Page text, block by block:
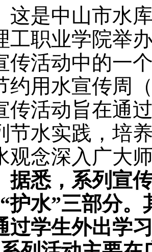
中山市水库
工职业学院举
传活动中的一
约用水宣传周
传活动旨在通
节水实践，培
观念深入广大
据悉，系列宣
护水”三部分
过学生外出学